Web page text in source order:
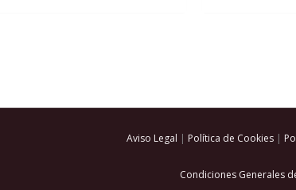
Aviso Legal | Política de Cookies|
Condiciones Generales